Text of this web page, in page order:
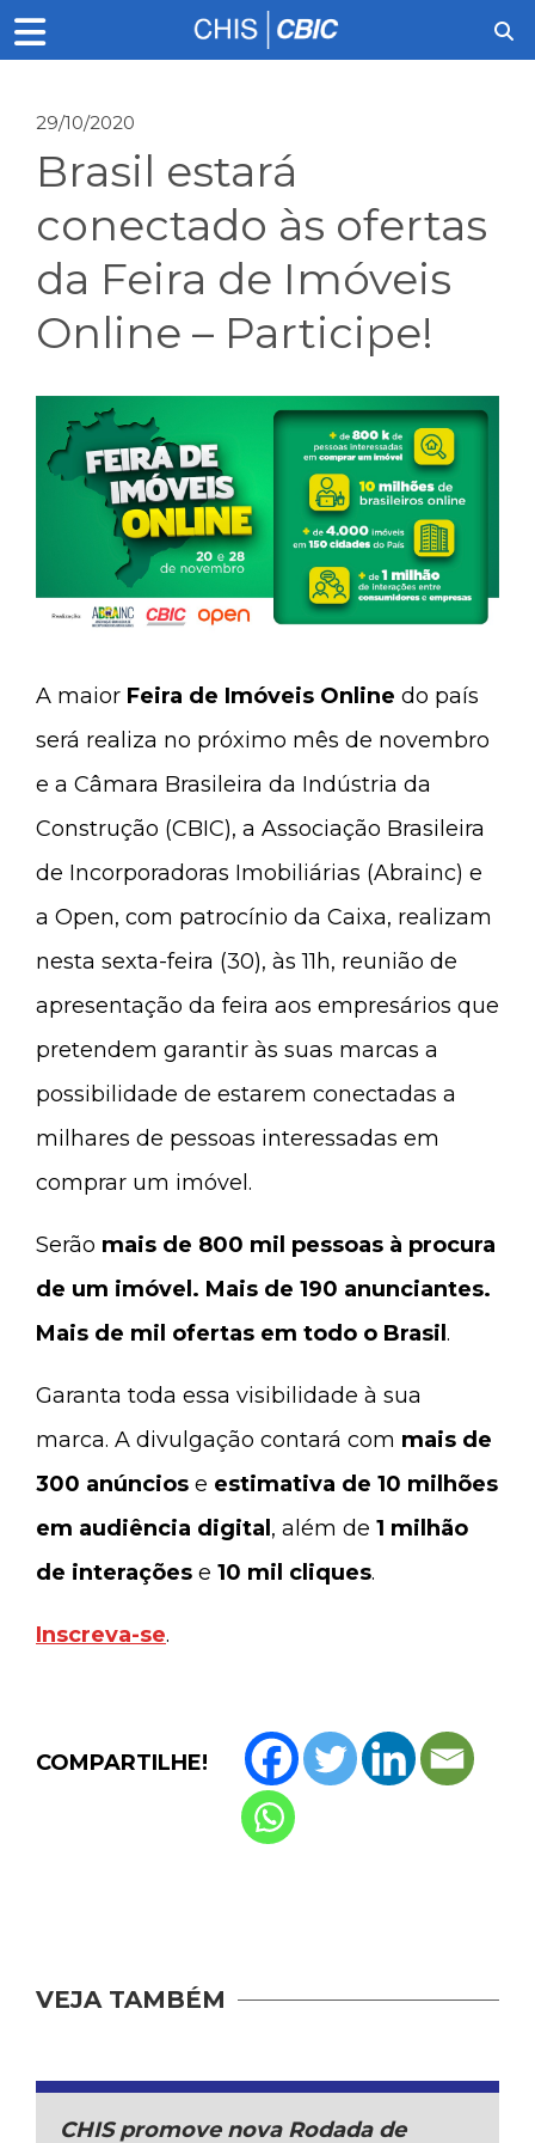
29/10/2020
Brasil estará
conectado às ofertas
da Feira de Imóveis
Online – Participe!
A maior Feira de Imóveis Online do país
será realiza no próximo mês de novembro
e a Câmara Brasileira da Indústria da
Construção (CBIC), a Associação Brasileira
de Incorporadoras Imobiliárias (Abrainc) e
a Open, com patrocínio da Caixa, realizam
nesta sexta-feira (30), às 11h, reunião de
apresentação da feira aos empresários que
pretendem garantir às suas marcas a
possibilidade de estarem conectadas a
milhares de pessoas interessadas em
comprar um imóvel.
Serão mais de 800 mil pessoas à procura
de um imóvel. Mais de 190 anunciantes.
Mais de mil ofertas em todo o Brasil .
Garanta toda essa visibilidade à sua
marca. A divulgação contará com mais de
300 anúncios e estimativa de 10 milhões
em audiência digital , além de 1 milhão
de interações e 10 mil cliques.
Inscreva-se.
COMPARTILHE!
VEJA TAMBÉM
CHIS promove nova Rodada de